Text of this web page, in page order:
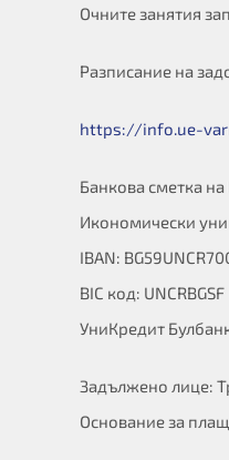
Очните занятия
Разписание на
https://info.ue-
Банкова сметка
Икономически
IBAN:
BIC код: UNCRBGSF
УниКредит
Задължено лице:
Основание за